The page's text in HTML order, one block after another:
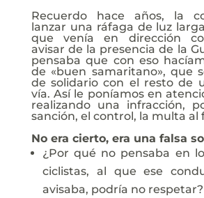
Recuerdo hace años, la
lanzar una ráfaga de luz
que venía en dirección
avisar de la presencia de la
pensaba que con eso
de «buen samaritano», que
de solidario con el resto de
vía. Así le poníamos en
realizando una infracción,
sanción, el control, la multa al
No era cierto, era una falsa
¿Por qué no pensaba en
ciclistas, al que ese
avisaba, podría no respetar?